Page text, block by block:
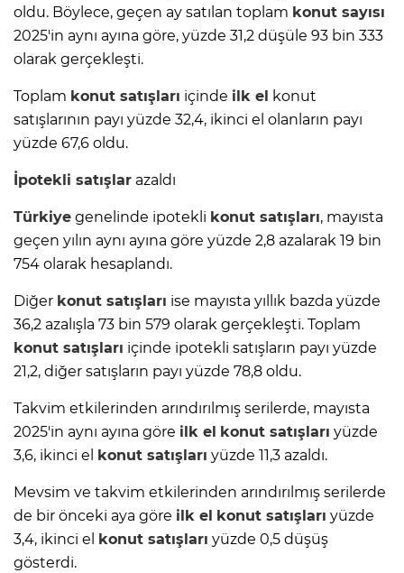
oldu. Böylece, geçen ay satılan toplam konut sayısı
2025'in aynı ayına göre, yüzde 31,2 düşüle 93 bin 333
olarak gerçekleşti.
Toplam konut satışları içinde ilk el konut
satışlarının payı yüzde 32,4, ikinci el olanların payı
yüzde 67,6 oldu.
İpotekli satışlar azaldı
Türkiye genelinde ipotekli konut satışları, mayısta
geçen yılın aynı ayına göre yüzde 2,8 azalarak 19 bin
754 olarak hesaplandı.
Diğer konut satışları ise mayısta yıllık bazda yüzde
36,2 azalışla 73 bin 579 olarak gerçekleşti. Toplam
konut satışları içinde ipotekli satışların payı yüzde
21,2, diğer satışların payı yüzde 78,8 oldu.
Takvim etkilerinden arındırılmış serilerde, mayısta
2025'in aynı ayına göre ilk el konut satışları yüzde
3,6, ikinci el konut satışları yüzde 11,3 azaldı.
Mevsim ve takvim etkilerinden arındırılmış serilerde
de bir önceki aya göre ilk el konut satışları yüzde
3,4, ikinci el konut satışları yüzde 0,5 düşüş
gösterdi.